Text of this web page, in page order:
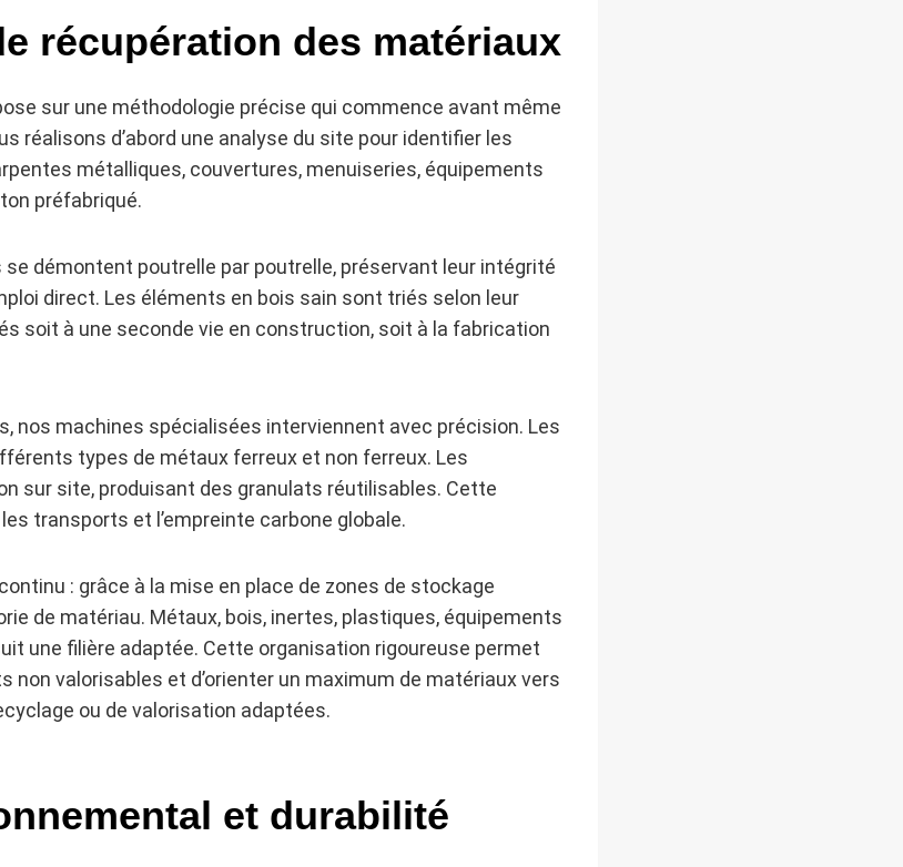
récupération des matériaux
sur une méthodologie précise qui commence avant même
réalisons d’abord une analyse du site pour identifier les
métalliques, couvertures, menuiseries, équipements
préfabriqué.
démontent poutrelle par poutrelle, préservant leur intégrité
direct. Les éléments en bois sain sont triés selon leur
soit à une seconde vie en construction, soit à la fabrication
nos machines spécialisées interviennent avec précision. Les
types de métaux ferreux et non ferreux. Les
sur site, produisant des granulats réutilisables. Cette
transports et l’empreinte carbone globale.
: grâce à la mise en place de zones de stockage
de matériau. Métaux, bois, inertes, plastiques, équipements
une filière adaptée. Cette organisation rigoureuse permet
non valorisables et d’orienter un maximum de matériaux vers
ou de valorisation adaptées.
et durabilité